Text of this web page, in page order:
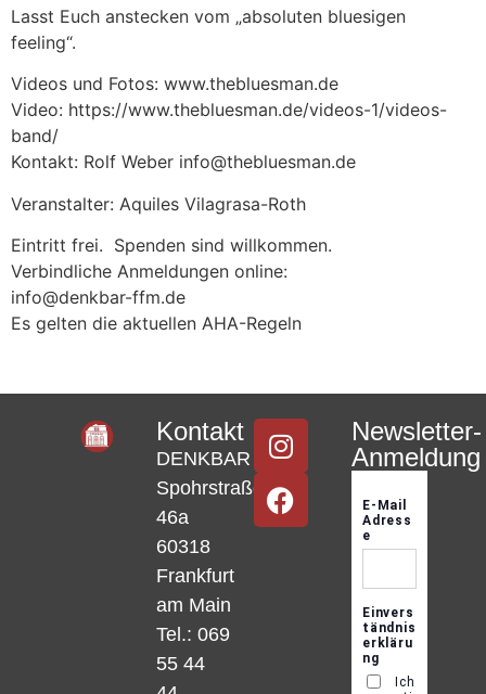
Lasst Euch anstecken vom „absoluten bluesigen
feeling“.
Videos und Fotos: www.thebluesman.de
Video: https://www.thebluesman.de/videos-1/videos-
band/
Kontakt: Rolf Weber info@thebluesman.de
Veranstalter: Aquiles Vilagrasa-Roth
Eintritt frei. Spenden sind willkommen.
Verbindliche Anmeldungen online:
info@denkbar-ffm.de
Es gelten die aktuellen AHA-Regeln
Kontakt
DENKBAR
Spohrstraße
46a
60318
Frankfurt
am Main
Tel.: 069
55 44
Newsletter-
Anmeldung